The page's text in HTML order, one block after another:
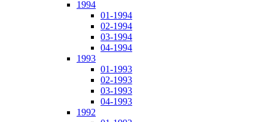
1994
01-1994
02-1994
03-1994
04-1994
1993
01-1993
02-1993
03-1993
04-1993
1992